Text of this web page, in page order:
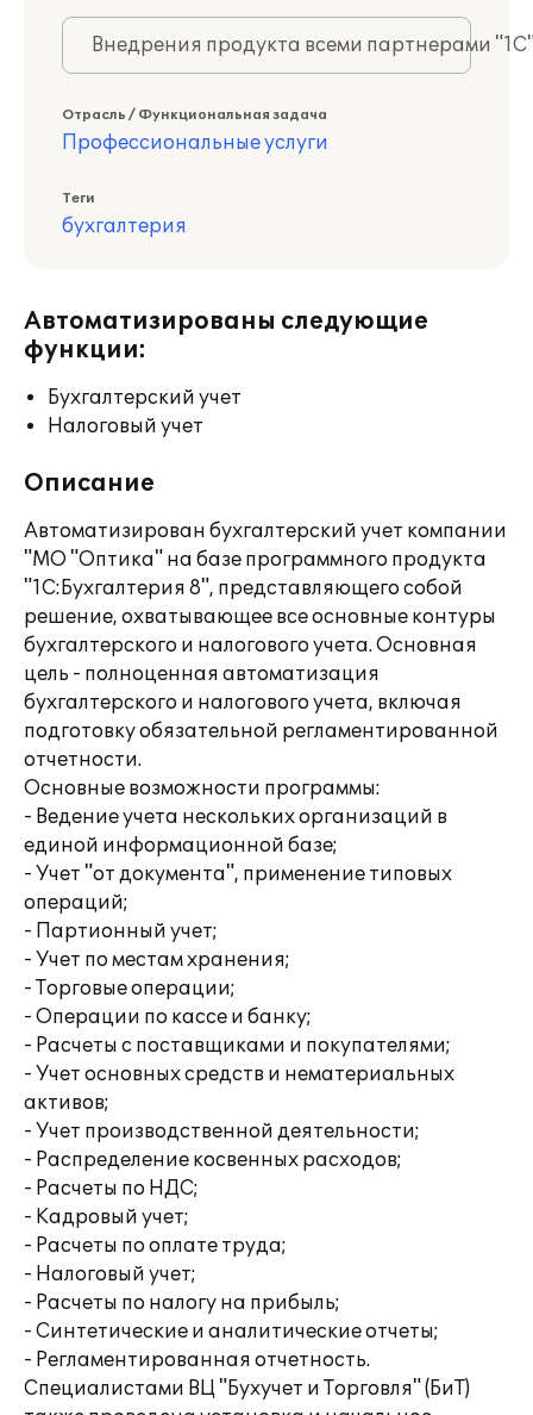
Внедрения продукта всеми партнерами
Отрасль / Функциональная задача
Профессиональные услуги
Теги
бухгалтерия
Автоматизированы следующие
функции:
Бухгалтерский учет
Налоговый учет
Описание
Автоматизирован бухгалтерский учет компании
"МО "Оптика" на базе программного продукта
"1С:Бухгалтерия 8", представляющего собой
решение, охватывающее все основные контуры
бухгалтерского и налогового учета. Основная
цель - полноценная автоматизация
бухгалтерского и налогового учета, включая
подготовку обязательной регламентированной
отчетности.
Основные возможности программы:
- Ведение учета нескольких организаций в
единой информационной базе;
- Учет "от документа", применение типовых
операций;
- Партионный учет;
- Учет по местам хранения;
- Торговые операции;
- Операции по кассе и банку;
- Расчеты с поставщиками и покупателями;
- Учет основных средств и нематериальных
активов;
- Учет производственной деятельности;
- Распределение косвенных расходов;
- Расчеты по НДС;
- Кадровый учет;
- Расчеты по оплате труда;
- Налоговый учет;
- Расчеты по налогу на прибыль;
- Синтетические и аналитические отчеты;
- Регламентированная отчетность.
Специалистами ВЦ "Бухучет и Торговля" (БиТ)